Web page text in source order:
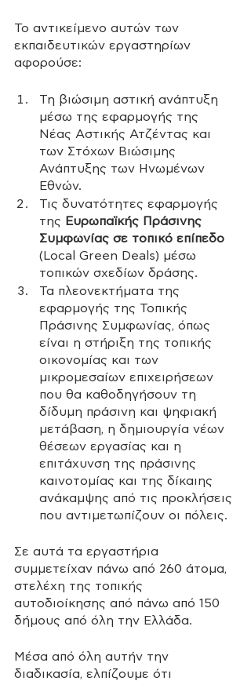
Το αντικείμενο αυτών των
εκπαιδευτικών εργαστηρίων
αφορούσε:
Τη βιώσιμη αστική ανάπτυξη
μέσω της εφαρμογής της
Νέας Αστικής Ατζέντας και
των Στόχων Βιώσιμης
Ανάπτυξης των Ηνωμένων
Εθνών.
Τις δυνατότητες εφαρμογής
της Ευρωπαϊκής Πράσινης
Συμφωνίας σε τοπικό επίπεδο
(Local Green Deals) μέσω
τοπικών σχεδίων δράσης.
Τα πλεονεκτήματα της
εφαρμογής της Τοπικής
Πράσινης Συμφωνίας, όπως
είναι η στήριξη της τοπικής
οικονομίας και των
μικρομεσαίων επιχειρήσεων
που θα καθοδηγήσουν τη
δίδυμη πράσινη και ψηφιακή
μετάβαση, η δημιουργία νέων
θέσεων εργασίας και η
επιτάχυνση της πράσινης
καινοτομίας και της δίκαιης
ανάκαμψης από τις προκλήσεις
που αντιμετωπίζουν οι πόλεις.
Σε αυτά τα εργαστήρια
συμμετείχαν πάνω από 260 άτομα,
στελέχη της τοπικής
αυτοδιοίκησης από πάνω από 150
δήμους από όλη την Ελλάδα.
Μέσα από όλη αυτήν την
διαδικασία, ελπίζουμε ότι